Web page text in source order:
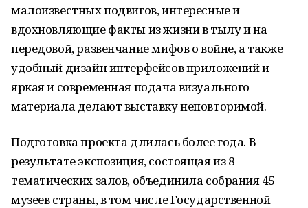
малоизвестных подвигов, интересные и
вдохновляющие факты из жизни в тылу и на
передовой, развенчание мифов о войне, а также
удобный дизайн интерфейсов приложений и
яркая и современная подача визуального
материала делают выставку неповторимой.
Подготовка проекта длилась более года. В
результате экспозиция, состоящая из 8
тематических залов, объединила собрания 45
музеев страны, в том числе Государственной